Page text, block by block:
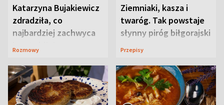
Katarzyna Bujakiewicz
zdradziła, co
najbardziej zachwyca
ją w Lublinie
Rozmowy
Ziemniaki, kasza i
twaróg. Tak powstaje
słynny piróg biłgorajski
Przepisy